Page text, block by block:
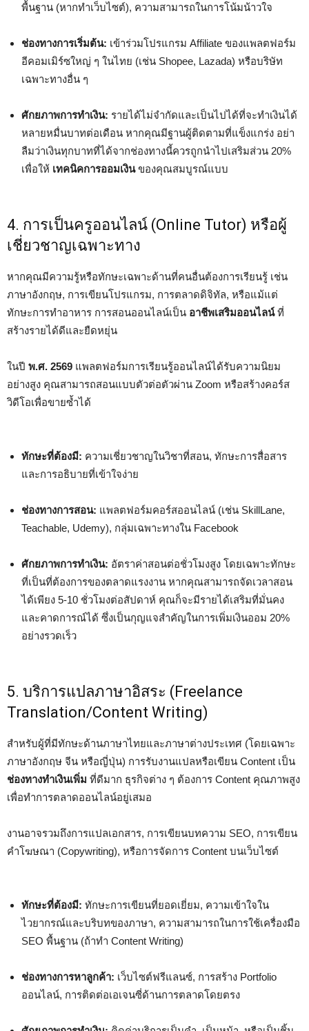
พื้นฐาน (หากทำเว็บไซต์), ความสามารถในการโน้มน้าวใจ
ช่องทางการเริ่มต้น: เข้าร่วมโปรแกรม Affiliate ของแพลตฟอร์ม
อีคอมเมิร์ซใหญ่ ๆ ในไทย (เช่น Shopee, Lazada) หรือบริษัท
เฉพาะทางอื่น ๆ
ศักยภาพการทำเงิน: รายได้ไม่จำกัดและเป็นไปได้ที่จะทำเงินได้
หลายหมื่นบาทต่อเดือน หากคุณมีฐานผู้ติดตามที่แข็งแกร่ง อย่า
ลืมว่าเงินทุกบาทที่ได้จากช่องทางนี้ควรถูกนำไปเสริมส่วน 20%
เพื่อให้ เทคนิคการออมเงินของคุณสมบูรณ์แบบ
4. การเป็นครูออนไลน์ (Online Tutor) หรือผู้
เชี่ยวชาญเฉพาะทาง
หากคุณมีความรู้หรือทักษะเฉพาะด้านที่คนอื่นต้องการเรียนรู้ เช่น
ภาษาอังกฤษ, การเขียนโปรแกรม, การตลาดดิจิทัล, หรือแม้แต่
ทักษะการทำอาหาร การสอนออนไลน์เป็น อาชีพเสริมออนไลน์ที่
สร้างรายได้ดีและยืดหยุ่น
ในปี พ.ศ. 2569 แพลตฟอร์มการเรียนรู้ออนไลน์ได้รับความนิยม
อย่างสูง คุณสามารถสอนแบบตัวต่อตัวผ่าน Zoom หรือสร้างคอร์ส
วิดีโอเพื่อขายซ้ำได้
ทักษะที่ต้องมี: ความเชี่ยวชาญในวิชาที่สอน, ทักษะการสื่อสาร
และการอธิบายที่เข้าใจง่าย
ช่องทางการสอน: แพลตฟอร์มคอร์สออนไลน์ (เช่น SkillLane,
Teachable, Udemy), กลุ่มเฉพาะทางใน Facebook
ศักยภาพการทำเงิน: อัตราค่าสอนต่อชั่วโมงสูง โดยเฉพาะทักษะ
ที่เป็นที่ต้องการของตลาดแรงงาน หากคุณสามารถจัดเวลาสอน
ได้เพียง 5-10 ชั่วโมงต่อสัปดาห์ คุณก็จะมีรายได้เสริมที่มั่นคง
และคาดการณ์ได้ ซึ่งเป็นกุญแจสำคัญในการเพิ่มเงินออม 20%
อย่างรวดเร็ว
5. บริการแปลภาษาอิสระ (Freelance
Translation/Content Writing)
สำหรับผู้ที่มีทักษะด้านภาษาไทยและภาษาต่างประเทศ (โดยเฉพาะ
ภาษาอังกฤษ จีน หรือญี่ปุ่น) การรับงานแปลหรือเขียน Content เป็น
ช่องทางทำเงินเพิ่ม ที่ดีมาก ธุรกิจต่าง ๆ ต้องการ Content คุณภาพสูง
เพื่อทำการตลาดออนไลน์อยู่เสมอ
งานอาจรวมถึงการแปลเอกสาร, การเขียนบทความ SEO, การเขียน
คำโฆษณา (Copywriting), หรือการจัดการ Content บนเว็บไซต์
ทักษะที่ต้องมี: ทักษะการเขียนที่ยอดเยี่ยม, ความเข้าใจใน
ไวยากรณ์และบริบทของภาษา, ความสามารถในการใช้เครื่องมือ
SEO พื้นฐาน (ถ้าทำ Content Writing)
ช่องทางการหาลูกค้า: เว็บไซต์ฟรีแลนซ์, การสร้าง Portfolio
ออนไลน์, การติดต่อเอเจนซี่ด้านการตลาดโดยตรง